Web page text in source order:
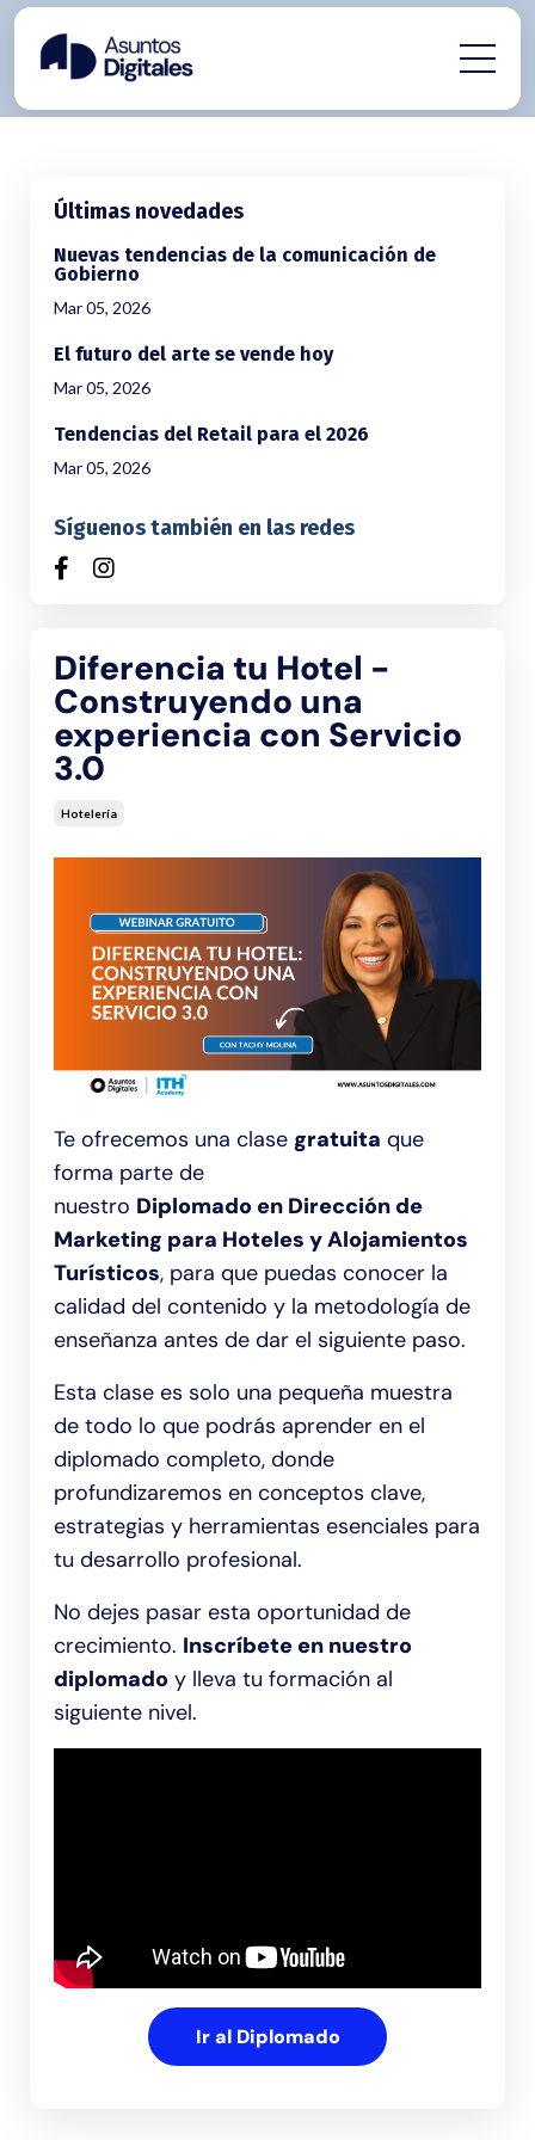
Diferencia tu Hotel -
Construyendo una
experiencia con Servicio
3.0
Hotelería
Te ofrecemos una clase gratuita que
forma parte de
nuestro Diplomado en Dirección de
Marketing para Hoteles y Alojamientos
Turísticos, para que puedas conocer la
calidad del contenido y la metodología de
enseñanza antes de dar el siguiente paso.
Esta clase es solo una pequeña muestra
de todo lo que podrás aprender en el
diplomado completo, donde
profundizaremos en conceptos clave,
estrategias y herramientas esenciales para
tu desarrollo profesional.
No dejes pasar esta oportunidad de
crecimiento. Inscríbete en nuestro
diplomado y lleva tu formación al
siguiente nivel.
Ir al Diplomado
Últimas novedades
Nuevas tendencias de la comunicación de
Gobierno
Mar 05, 2026
El futuro del arte se vende hoy
Mar 05, 2026
Tendencias del Retail para el 2026
Mar 05, 2026
Síguenos también en las redes